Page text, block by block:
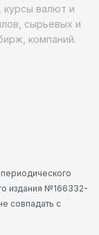
курсы валют и
сырьевых и
компаний.
издания №166332-
совпадать с